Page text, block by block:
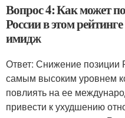
Вопрос 4: Как может
России в этом
имидж
Ответ: Снижение позиции
самым высоким уровнем
повлиять на ее
привести к ухудшению